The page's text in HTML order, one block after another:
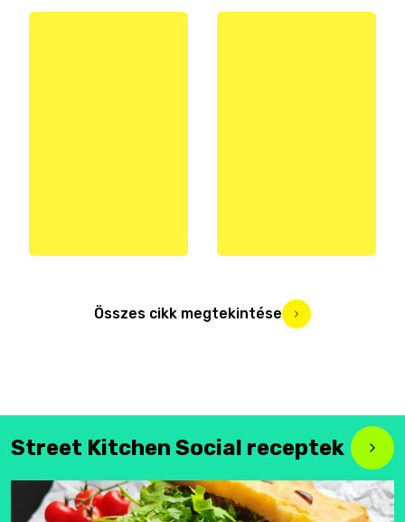
Összes cikk megtekintése
Street Kitchen Social receptek